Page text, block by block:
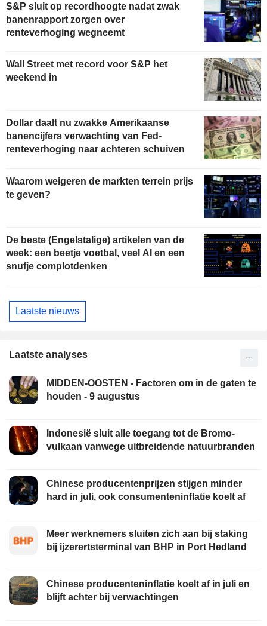
S&P sluit op recordhoogte nadat zwak
banenrapport zorgen over
renteverhoging wegneemt
Wall Street met record voor S&P het
weekend in
Dollar daalt nu zwakke Amerikaanse
banencijfers verwachting van Fed-
renteverhoging naar achteren schuiven
Waarom weigeren de markten terrein prijs
te geven?
De beste (Engelstalige) artikelen van de
week: een beetje voetbal, veel AI en een
snufje complotdenken
Laatste nieuws
Laatste analyses
MIDDEN-OOSTEN - Factoren om in de gaten te
houden - 9 augustus
Indonesië sluit alle toegang tot de Bromo-
vulkaan vanwege uitbreidende natuurbranden
Chinese producentenprijzen stijgen minder
hard in juli, ook consumenteninflatie koelt af
Meer werknemers sluiten zich aan bij staking
bij ijzerertsterminal van BHP in Port Hedland
Chinese producenteninflatie koelt af in juli en
blijft achter bij verwachtingen